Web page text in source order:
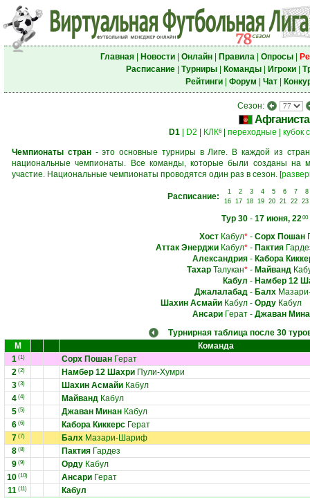
Главная| Новости| Онлайн| Правила| Опросы|
Расписание| Турниры| Команды| Игроки|
Рейтинги| Форум Чат|
Сезон:
D1 D2 КЛК6 переходные кубок
Чемпионаты стран- это основные турниры в Лиге. В каждой из
национальные чемпионаты. Все команды, которые были созданы на
участие. Национальные чемпионаты проводятся один раз в сезон. [
Расписание: 1 2 3 4 5 6 7
8
16
17 18 19 20 21 22 23
Тур 30- 17 июня, 2200
ХостКабул*- Сорх Пошан
Аттак ЭнерджиКабул*- Пактия
Александрия- Кабора
ТахарТалукан*- Майванд
Кабул - Намбер 12
Джалалабад- Балх
Шахин АсмайиКабул- ОрдуКабул
АнсариГерат- Джаван
Турнирная таблица после 30
М
Команда
1 (1) Сорх Пошан Герат
2 (2) Намбер 12 Шахри Пули-Хумри
3 (3) Шахин Асмайи Кабул
4 (4) Майванд Кабул
5 (5) Джаван Минан Кабул
6 (6) Кабора Киккерс Герат
7 (7) Балх Мазари-Шариф
8 (8) Пактия Гардез
9 (9) Орду Кабул
10 (10) Ансари Герат
11 (11)
Кабул